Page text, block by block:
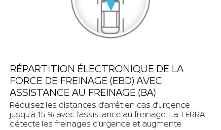
RÉPARTITION ÉLECTRONIQUE DE LA
FORCE DE FREINAGE (EBD) AVEC
ASSISTANCE AU FREINAGE (BA)
Réduisez les distances d’arrêt en cas d’urgence
jusqu’à 15 % avec l’assistance au freinage. La TERRA
détecte les freinages d’urgence et augmente